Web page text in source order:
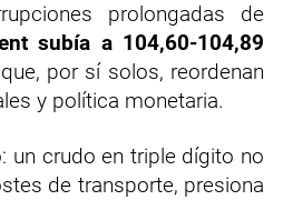
prolongadas de
subía a 104,60-104,89
por sí solos, reordenan
y política monetaria.
un crudo en triple dígito no
de transporte, presiona